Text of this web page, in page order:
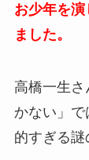
お少年を
ました。
高橋一生
かない」
的すぎる謎